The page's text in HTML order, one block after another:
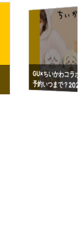
GU×ちいかわコラ
予約いつまで？
ーチやショルダー